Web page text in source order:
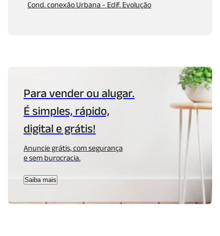
Cond. conexão Urbana - Edif. Evolução
Para vender ou alugar.
É simples, rápido,
digital e grátis!
Anuncie grátis, com segurança
e sem burocracia.
Saiba mais